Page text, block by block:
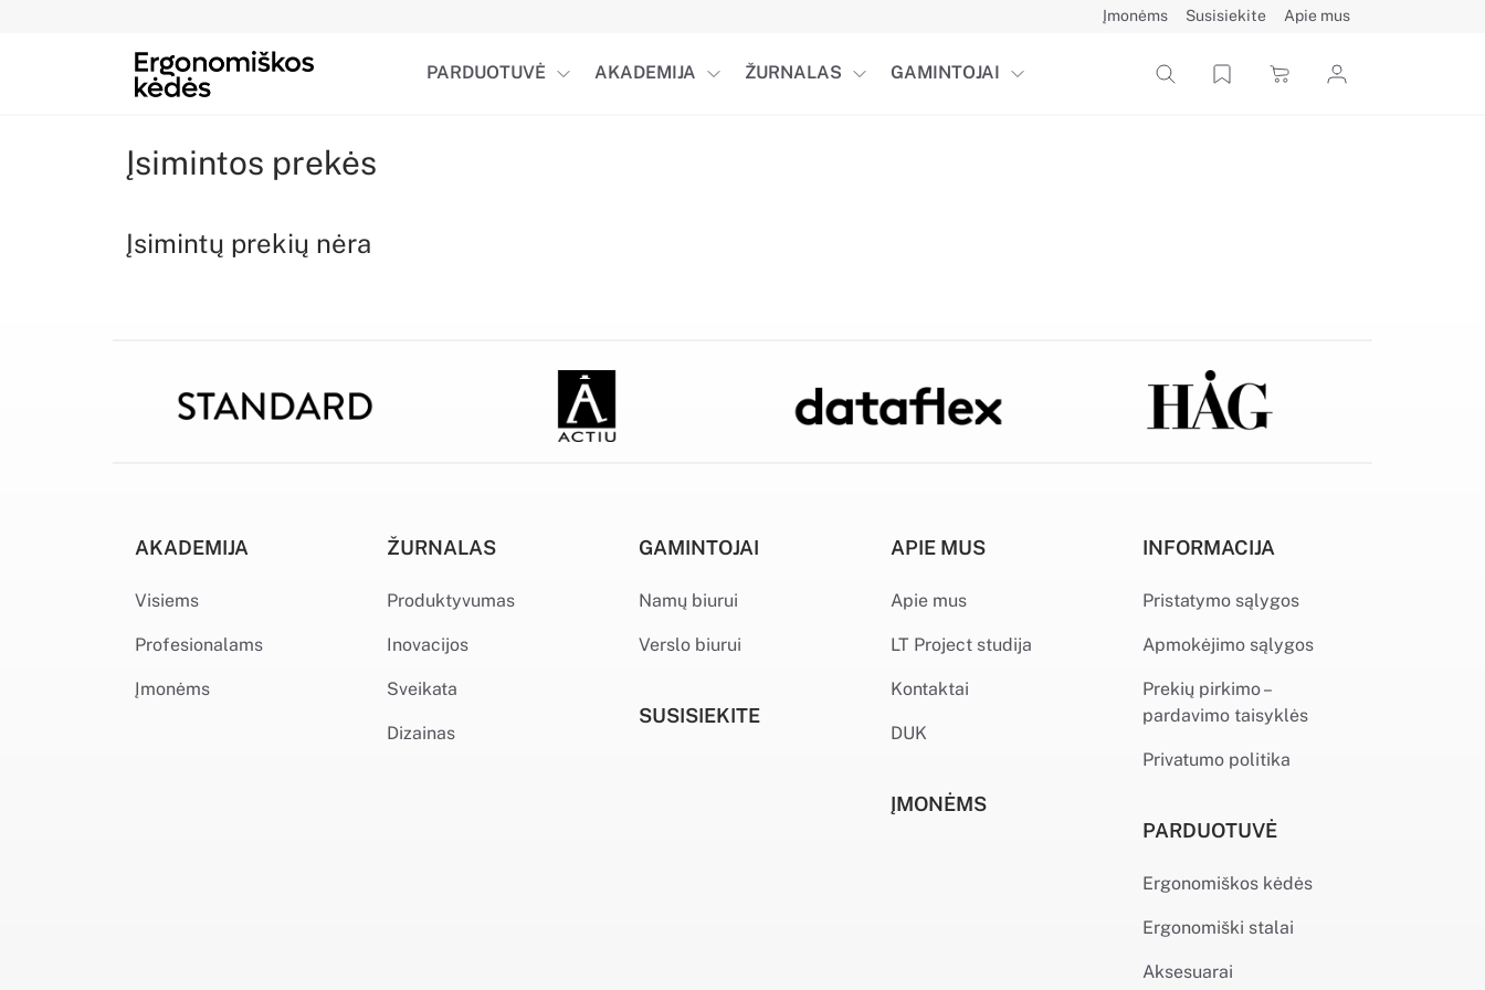
Įmonėms Susisiekite Apie mus
PARDUOTUVĖ AKADEMIJA ŽURNALAS GAMINTOJAI
Įsimintos prekės
Įsimintų prekių nėra
INFORMACIJA
Pristatymo sąlygos
Apmokėjimo sąlygos
Prekių pirkimo –
pardavimo taisyklės
Privatumo politika
APIE MUS
Apie mus
LT Project studija
Kontaktai
DUK
GAMINTOJAI
Namų biurui
Verslo biurui
ŽURNALAS
Produktyvumas
Inovacijos
Sveikata
Dizainas
AKADEMIJA
Visiems
Profesionalams
Įmonėms
PARDUOTUVĖ
Ergonomiškos kėdės
Ergonomiški stalai
Aksesuarai
ĮMONĖMS
SUSISIEKITE